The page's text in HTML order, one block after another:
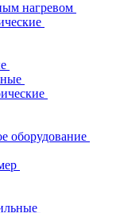
нагревом
оборудование